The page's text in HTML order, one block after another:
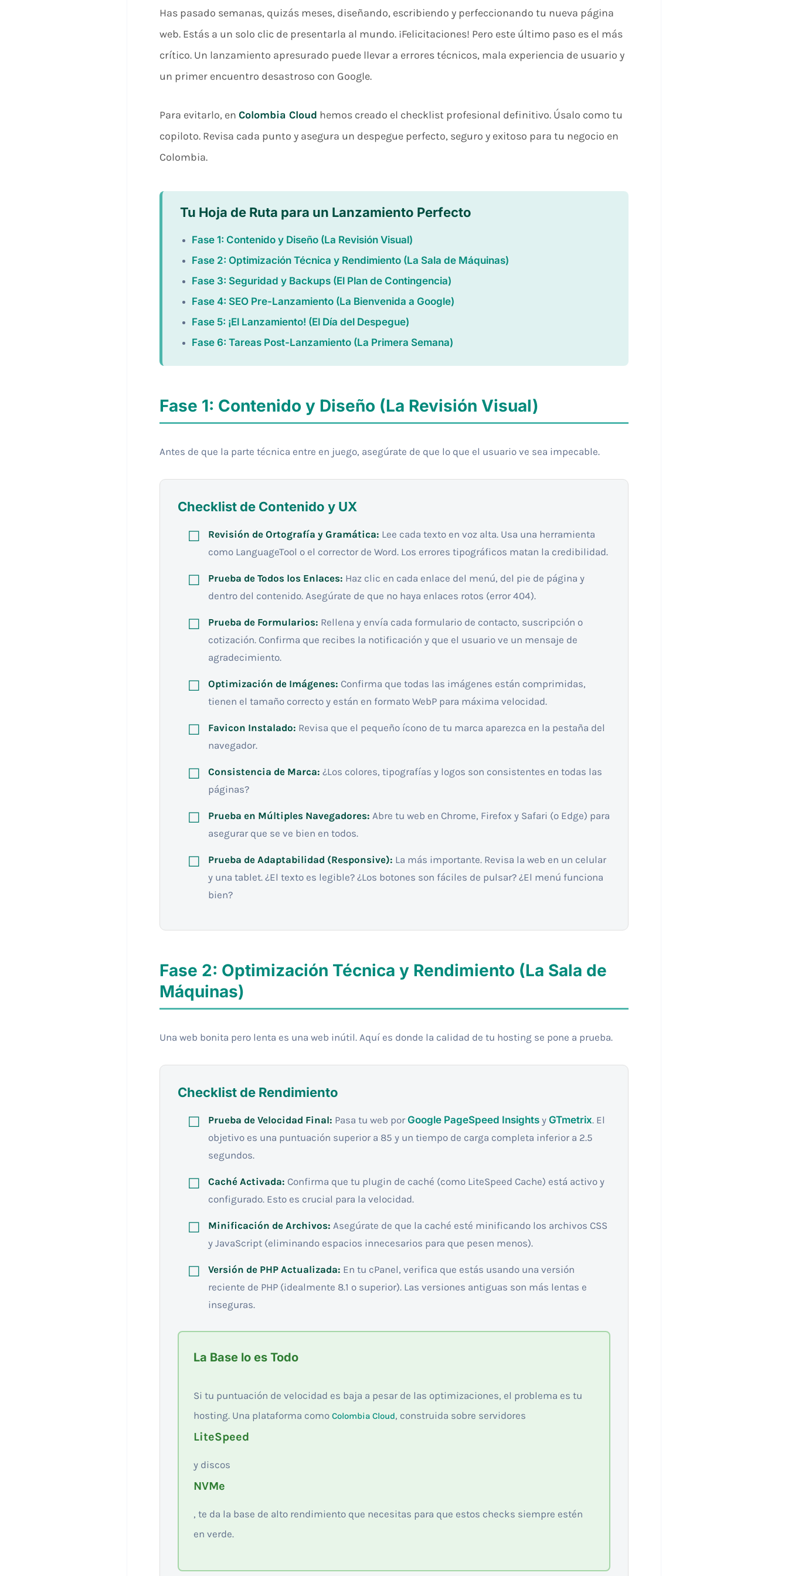
Has pasado semanas, quizás meses, diseñando, escribiendo y perfeccionando tu nueva página
web. Estás a un solo clic de presentarla al mundo. ¡Felicitaciones! Pero este último paso es el más
crítico. Un lanzamiento apresurado puede llevar a errores técnicos, mala experiencia de usuario y
un primer encuentro desastroso con Google.
Para evitarlo, en Colombia Cloud hemos creado el checklist profesional definitivo. Úsalo como tu
copiloto. Revisa cada punto y asegura un despegue perfecto, seguro y exitoso para tu negocio en
Colombia.
Tu Hoja de Ruta para un Lanzamiento Perfecto
Fase 1: Contenido y Diseño (La Revisión Visual)
Fase 2: Optimización Técnica y Rendimiento (La Sala de Máquinas)
Fase 3: Seguridad y Backups (El Plan de Contingencia)
Fase 4: SEO Pre-Lanzamiento (La Bienvenida a Google)
Fase 5: ¡El Lanzamiento! (El Día del Despegue)
Fase 6: Tareas Post-Lanzamiento (La Primera Semana)
Fase 1: Contenido y Diseño (La Revisión Visual)
Antes de que la parte técnica entre en juego, asegúrate de que lo que el usuario ve sea impecable.
Checklist de Contenido y UX
Revisión de Ortografía y Gramática: Lee cada texto en voz alta. Usa una herramienta
como LanguageTool o el corrector de Word. Los errores tipográficos matan la credibilidad.
Prueba de Todos los Enlaces: Haz clic en cada enlace del menú, del pie de página y
dentro del contenido. Asegúrate de que no haya enlaces rotos (error 404).
Prueba de Formularios: Rellena y envía cada formulario de contacto, suscripción o
cotización. Confirma que recibes la notificación y que el usuario ve un mensaje de
agradecimiento.
Optimización de Imágenes: Confirma que todas las imágenes están comprimidas,
tienen el tamaño correcto y están en formato WebP para máxima velocidad.
Favicon Instalado: Revisa que el pequeño ícono de tu marca aparezca en la pestaña del
navegador.
Consistencia de Marca: ¿Los colores, tipografías y logos son consistentes en todas las
páginas?
Prueba en Múltiples Navegadores: Abre tu web en Chrome, Firefox y Safari (o Edge) para
asegurar que se ve bien en todos.
Prueba de Adaptabilidad (Responsive): La más importante. Revisa la web en un celular
y una tablet. ¿El texto es legible? ¿Los botones son fáciles de pulsar? ¿El menú funciona
bien?
Fase 2: Optimización Técnica y Rendimiento (La Sala de
Máquinas)
Una web bonita pero lenta es una web inútil. Aquí es donde la calidad de tu hosting se pone a prueba.
Checklist de Rendimiento
Prueba de Velocidad Final: Pasa tu web por Google PageSpeed Insights y GTmetrix. El
objetivo es una puntuación superior a 85 y un tiempo de carga completa inferior a 2.5
segundos.
Caché Activada: Confirma que tu plugin de caché (como LiteSpeed Cache) está activo y
configurado. Esto es crucial para la velocidad.
Minificación de Archivos: Asegúrate de que la caché esté minificando los archivos CSS
y JavaScript (eliminando espacios innecesarios para que pesen menos).
Versión de PHP Actualizada: En tu cPanel, verifica que estás usando una versión
reciente de PHP (idealmente 8.1 o superior). Las versiones antiguas son más lentas e
inseguras.
La Base lo es Todo
Si tu puntuación de velocidad es baja a pesar de las optimizaciones, el problema es tu
hosting. Una plataforma como Colombia Cloud, construida sobre servidores
LiteSpeed
y discos
NVMe
, te da la base de alto rendimiento que necesitas para que estos checks siempre estén
en verde.